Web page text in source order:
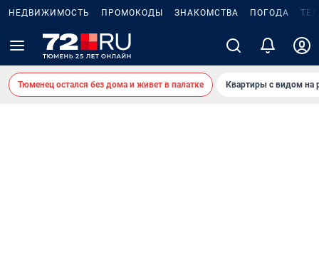
НЕДВИЖИМОСТЬ ПРОМОКОДЫ ЗНАКОМСТВА ПОГОДА
Тюменец остался без дома и живет в палатке Квартиры с видом на